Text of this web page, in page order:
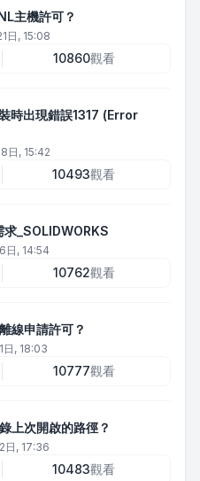
主機許可？
日, 15:08
10860觀看
時出現錯誤1317 (Error
日, 15:42
10493觀看
_SOLIDWORKS
日, 14:54
10762觀看
線申請許可？
日, 18:03
10777觀看
上次開啟的路徑？
日, 17:36
10483觀看